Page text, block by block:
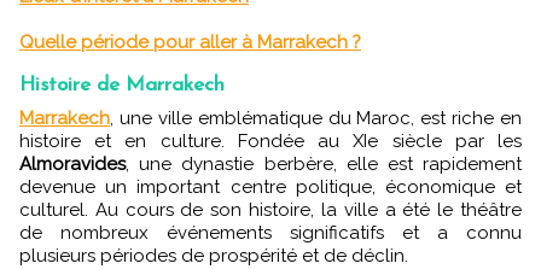
Quelle période pour aller à Marrakech ?
Histoire de Marrakech
Marrakech, une ville emblématique du Maroc, est riche en
histoire et en culture. Fondée au XIe siècle par les
Almoravides, une dynastie berbère, elle est rapidement
devenue un important centre politique, économique et
culturel. Au cours de son histoire, la ville a été le théâtre
de nombreux événements significatifs et a connu
plusieurs périodes de prospérité et de déclin.